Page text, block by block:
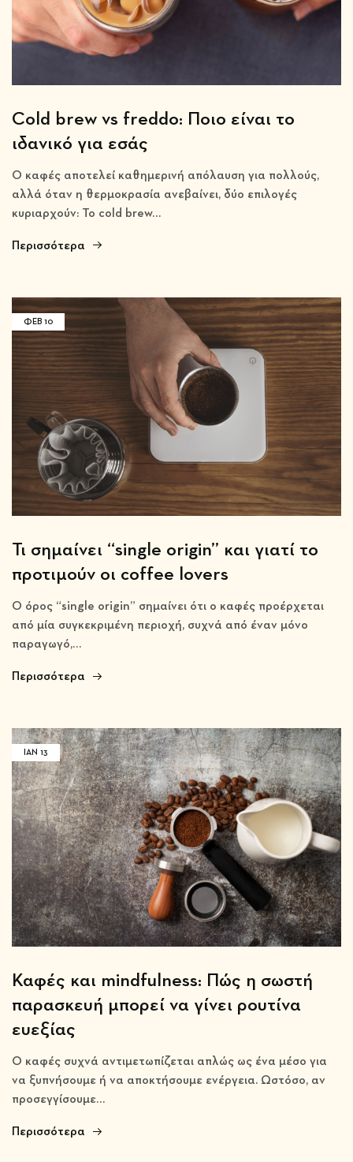
Cold brew vs freddo: Ποιο είναι το
ιδανικό για εσάς
Ο καφές αποτελεί καθημερινή απόλαυση για πολλούς,
αλλά όταν η θερμοκρασία ανεβαίνει, δύο επιλογές
κυριαρχούν: Το cold brew…
Περισσότερα
ΦΕΒ 10
Τι σημαίνει “single origin” και γιατί το
προτιμούν οι coffee lovers
Ο όρος “single origin” σημαίνει ότι ο καφές προέρχεται
από μία συγκεκριμένη περιοχή, συχνά από έναν μόνο
παραγωγό,…
Περισσότερα
ΙΑΝ 13
Καφές και mindfulness: Πώς η σωστή
παρασκευή μπορεί να γίνει ρουτίνα
ευεξίας
Ο καφές συχνά αντιμετωπίζεται απλώς ως ένα μέσο για
να ξυπνήσουμε ή να αποκτήσουμε ενέργεια. Ωστόσο, αν
προσεγγίσουμε…
Περισσότερα